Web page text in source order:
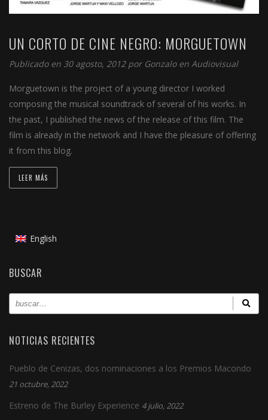
UN CORTO DE CINE NEGRO: MORGUETOWN
Publicado en 30 agosto, 2012 por Gonzalo en Audiovisual
Morguetown is the project of a young director I worked
composing the musical soundtrack of several of his works. In
the past, I published the news of the release of this film. The
film is already in the network and I have the pleasure of offering
it from this blog.
LEER MÁS
English
BUSCAR
NOTICIAS RECIENTES
Pueblo de Cenizas, dos nominaciones a los Premios Macondo
21 octubre, 2022
Estreno de The Burley Experience 4 julio, 2022